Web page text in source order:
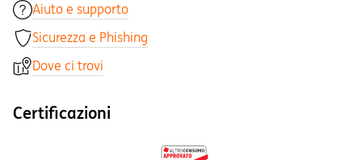
Aiuto e supporto
Sicurezza e Phishing
Dove ci trovi
Certificazioni